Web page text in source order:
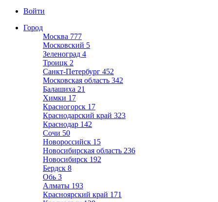
Войти
Город
Москва 777
Московский 5
Зеленоград 4
Троицк 2
Санкт-Петербург 452
Московская область 342
Балашиха 21
Химки 17
Красногорск 17
Краснодарский край 323
Краснодар 142
Сочи 50
Новороссийск 15
Новосибирская область 236
Новосибирск 192
Бердск 8
Обь 3
Алматы 193
Красноярский край 171